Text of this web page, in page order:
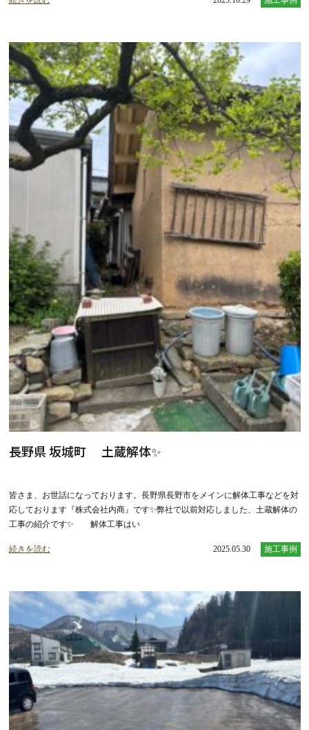
長野県 坂城町 土蔵解体✨
皆さま、お世話になっております。長野県長野市をメインに解体工事などを対
応しております『株式会社内商』です✨弊社で以前対応しました、土蔵解体の
工事の紹介です✨ 解体工事はい
続きを読む 2025.05.30 施工事例